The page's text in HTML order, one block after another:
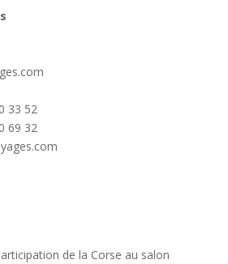
33 52
69 32
de la Corse au salon